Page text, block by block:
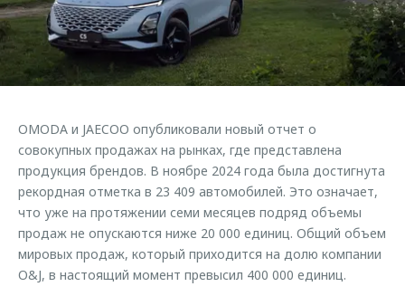
Страхование
Кредитный калькулятор
Аксессуары
Оригинальные аксессуары
Запчасти
Трейд-ин
Калькулятор трейд-ин
Клиентская поддержка
O&J Автоклуб
Клуб владельцев OMODA
Аксессуары
Одежда и сувениры
Оригинальные аксессуары
Запчасти
Обратная связь
OMODA и JAECOO опубликовали новый отчет о
совокупных продажах на рынках, где представлена
продукция брендов. В ноябре 2024 года была достигнута
рекордная отметка в 23 409 автомобилей. Это означает,
что уже на протяжении семи месяцев подряд объемы
продаж не опускаются ниже 20 000 единиц. Общий объем
мировых продаж, который приходится на долю компании
O&J, в настоящий момент превысил 400 000 единиц.